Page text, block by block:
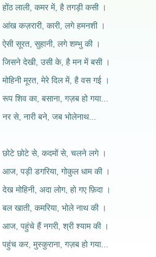
होंठ लाली, कमर में, है तगड़ी कसी ।
आंख कज़रारी, कारी, लगे हमनशी ।
ऐसी सूरत, सुहानी, लगे शम्भु की ।
जिसने देखी, उसी के, है मन में बसी ।
मोहिनी मूरत, मेरे दिल में, है वस गई ।
रूप शिव का, बसाना, गज़ब हो गया...
नर से, नारी बने, जब भोलेनाथ...
छोटे छोटे से, कदमों से, चलने लगे ।
आज, पड़ी डगरिया, गोकुल धाम की ।
देख मोहिनी, अदा लोग, हो गए फ़िदा ।
बल खाती, कमरिया, भोले नाथ की ।
आज, पहुंचे हैं नगरी, श्री श्याम की ।
पहुंच कर, मुस्कुराना, गज़ब हो गया...